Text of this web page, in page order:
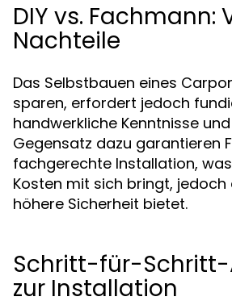
DIY vs. Fachmann:
Nachteile
Das Selbstbauen eines
sparen, erfordert jedoch
handwerkliche Kenntnisse
Gegensatz dazu garantieren
fachgerechte Installation,
Kosten mit sich bringt, jedoch
höhere Sicherheit bietet.
Schritt-für-
zur Installation